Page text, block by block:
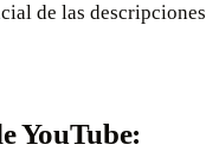
de las descripciones
YouTube: